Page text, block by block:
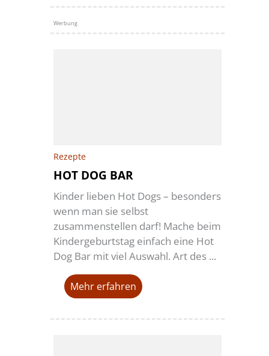
Werbung
Rezepte
HOT DOG BAR
Kinder lieben Hot Dogs – besonders
wenn man sie selbst
zusammenstellen darf! Mache beim
Kindergeburtstag einfach eine Hot
Dog Bar mit viel Auswahl. Art des ...
Mehr erfahren